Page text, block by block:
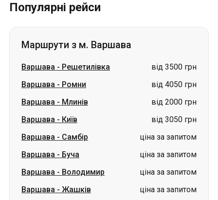
Популярні рейси
Маршрути з м. Варшава
Варшава - Решетилівка
від 3500 грн
Варшава - Ромни
від 4050 грн
Варшава - Млинів
від 2000 грн
Варшава - Київ
від 3050 грн
Варшава - Самбір
ціна за запитом
Варшава - Буча
ціна за запитом
Варшава - Володимир
ціна за запитом
Варшава - Жашків
ціна за запитом